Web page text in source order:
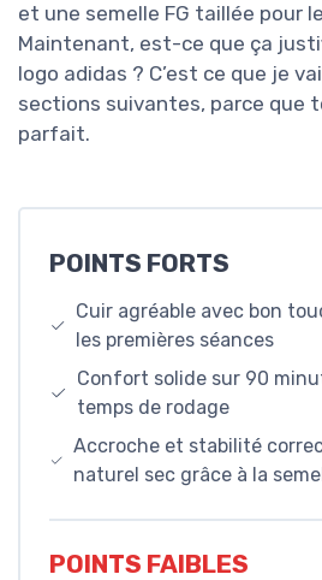
et une semelle FG taillée pour
Maintenant, est-ce que ça
logo adidas ? C’est ce que je
sections suivantes, parce que
parfait.
POINTS FORTS
Cuir agréable avec bon
les premières séances
Confort solide sur 90
temps de rodage
Accroche et stabilité
naturel sec grâce à la
POINTS FAIBLES